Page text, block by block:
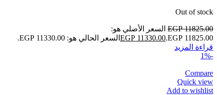
Out of stock
EGP11825.00
السعر الأصلي هو:
EGP 11825.00.
EGP 11330.00
السعر الحالي هو: EGP 11330.00.
قراءة المزيد
-1%
Compare
Quick view
Add to wishlist